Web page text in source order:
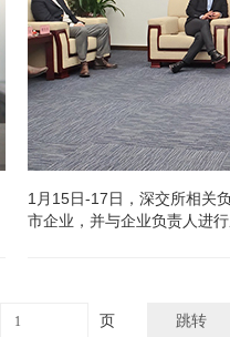
1月15日-17日，深交所相关
市企业，并与企业负责人进行